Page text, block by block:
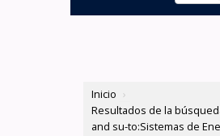
Inicio ›
Resultados de la
and su-to:Sistemas de